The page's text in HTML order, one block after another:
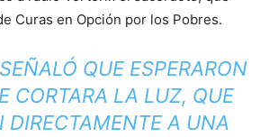
Curas en Opción por los Pobres.
QUE ESPERARON
CORTARA LA LUZ, QUE
DIRECTAMENTE A UNA